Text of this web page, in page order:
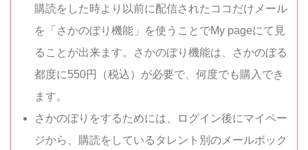
購読をした時より以前に配信されたココだけメール
を「さかのぼり機能」を使うことでMy pageにて見
ることが出来ます。さかのぼり機能は、さかのぼる
都度に550円（税込）が必要で、何度でも購入でき
ます。
さかのぼりをするためには、ログイン後にマイペー
ジから、購読をしているタレント別のメールボック